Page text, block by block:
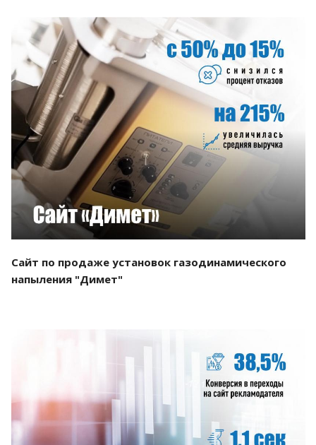
Смотреть проект
Сайт по продаже установок газодинамического
напыления "Димет"